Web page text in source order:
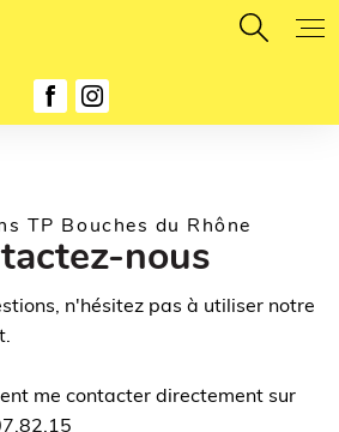
TP Bouches du Rhône
nous
n'hésitez pas à utiliser notre
me contacter directement sur
cookies